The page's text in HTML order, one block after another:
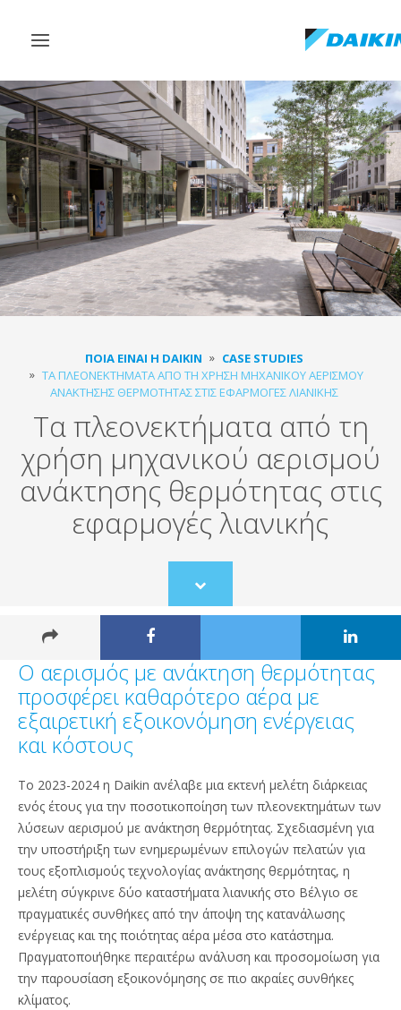
Εναλλαγή
πλοήγηση
ΠΟΙΑ ΕΊΝΑΙ Η DAIKIN
CASE STUDIES
ΤΑ ΠΛΕΟΝΕΚΤΉΜΑΤΑ ΑΠΌ ΤΗ ΧΡΉΣΗ ΜΗΧΑΝΙΚΟΎ ΑΕΡΙΣΜΟΎ
ΑΝΆΚΤΗΣΗΣ ΘΕΡΜΌΤΗΤΑΣ ΣΤΙΣ ΕΦΑΡΜΟΓΈΣ ΛΙΑΝΙΚΉΣ
Τα πλεονεκτήματα από τη
χρήση μηχανικού αερισμού
ανάκτησης θερμότητας στις
εφαρμογές λιανικής
Scroll
to
Ο αερισμός με ανάκτηση θερμότητας
προσφέρει καθαρότερο αέρα με
εξαιρετική εξοικονόμηση ενέργειας
και κόστους
Το 2023-2024 η Daikin ανέλαβε μια εκτενή μελέτη διάρκειας
ενός έτους για την ποσοτικοποίηση των πλεονεκτημάτων των
λύσεων αερισμού με ανάκτηση θερμότητας. Σχεδιασμένη για
την υποστήριξη των ενημερωμένων επιλογών πελατών για
τους εξοπλισμούς τεχνολογίας ανάκτησης θερμότητας, η
μελέτη σύγκρινε δύο καταστήματα λιανικής στο Βέλγιο σε
πραγματικές συνθήκες από την άποψη της κατανάλωσης
ενέργειας και της ποιότητας αέρα μέσα στο κατάστημα.
Πραγματοποιήθηκε περαιτέρω ανάλυση και προσομοίωση για
την παρουσίαση εξοικονόμησης σε πιο ακραίες συνθήκες
κλίματος.